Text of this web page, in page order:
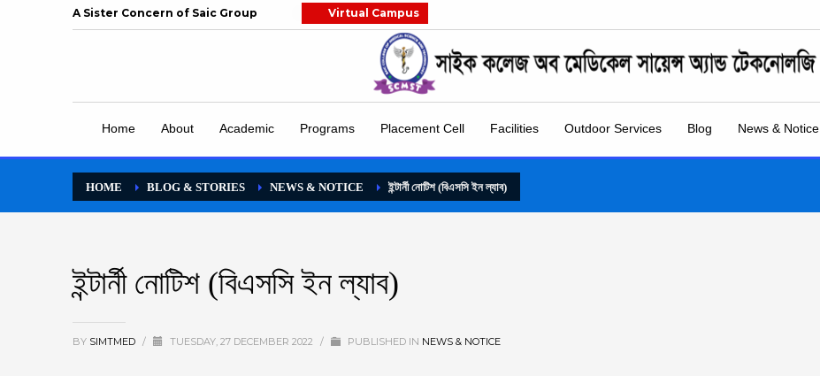
A Sister Concern of Saic Group Virtual Campus
Home About Academic Programs Placement Cell Facilities Outdoor Services Blog News & Notice
HOME BLOG & STORIES NEWS & NOTICE ইন্টার্নী নোটিশ (বিএসসি ইন ল্যাব)
ইন্টার্নী নোটিশ (বিএসসি ইন ল্যাব)
BY SIMTMED / TUESDAY, 27 DECEMBER 2022 / PUBLISHED IN NEWS & NOTICE